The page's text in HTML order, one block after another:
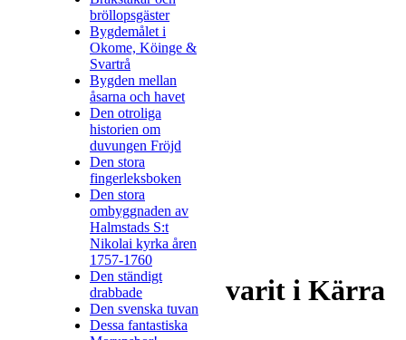
bröllopsgäster
Bygdemålet i
Okome, Köinge &
Svartrå
Bygden mellan
åsarna och havet
Den otroliga
historien om
duvungen Fröjd
Den stora
fingerleksboken
Den stora
ombyggnaden av
Halmstads S:t
Nikolai kyrka åren
1757-1760
Den ständigt
drabbade
Den svenska tuvan
Dessa fantastiska
varit i Kärra